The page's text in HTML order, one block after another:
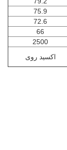
75.9
72.6
66
2500
اکسید روی